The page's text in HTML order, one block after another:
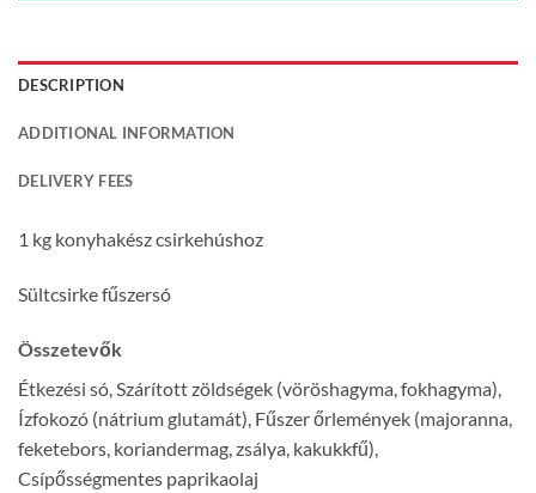
DESCRIPTION
ADDITIONAL INFORMATION
DELIVERY FEES
1 kg konyhakész csirkehúshoz
Sültcsirke fűszersó
Összetevők
Étkezési só, Szárított zöldségek (vöröshagyma, fokhagyma),
Ízfokozó (nátrium glutamát), Fűszer őrlemények (majoranna,
feketebors, koriandermag, zsálya, kakukkfű),
Csípősségmentes paprikaolaj